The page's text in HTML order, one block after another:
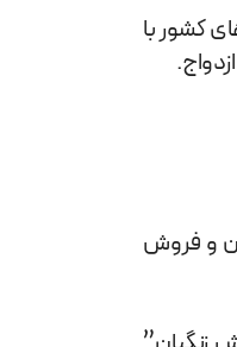
کشور با
و فروش